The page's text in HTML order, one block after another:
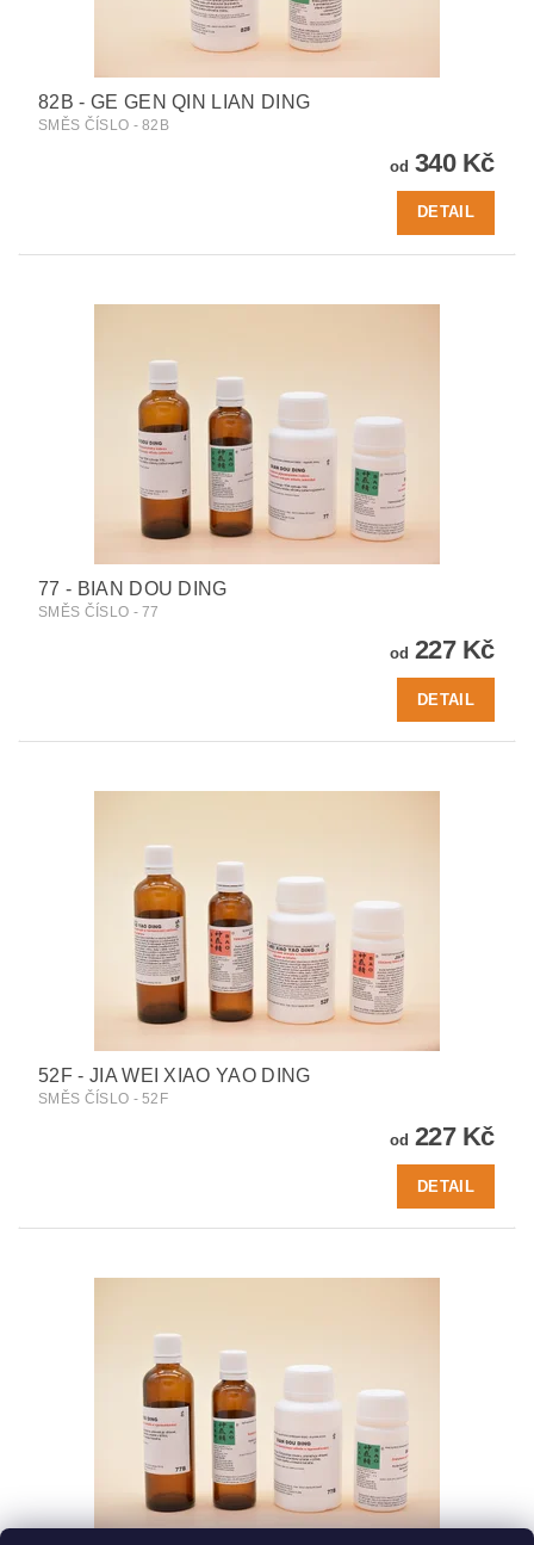
82B - GE GEN QIN LIAN DING
SMĚS ČÍSLO - 82B
od 340 Kč
DETAIL
77 - BIAN DOU DING
SMĚS ČÍSLO - 77
od 227 Kč
DETAIL
52F - JIA WEI XIAO YAO DING
SMĚS ČÍSLO - 52F
od 227 Kč
DETAIL